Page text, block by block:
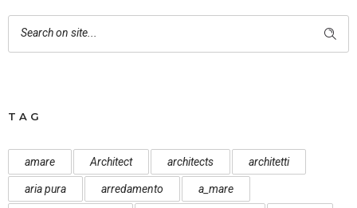
TAG
amare Architect architects architetti
aria pura arredamento a_mare